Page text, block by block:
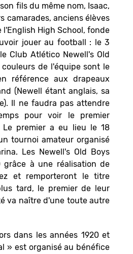
fils du même nom, Isaac,
camarades, anciens élèves
l'English High School, fonde
jouer au football : le 3
Club Atlético Newell's Old
couleurs de l'équipe sont le
référence aux drapeaux
(Newell étant anglais, sa
Il ne faudra pas attendre
pour voir le premier
Le premier a eu lieu le 18
tournoi amateur organisé
Les Newell's Old Boys
grâce à une réalisation de
et remporteront le titre
tard, le premier de leur
va naître d'une toute autre
dans les années 1920 et
» est organisé au bénéfice